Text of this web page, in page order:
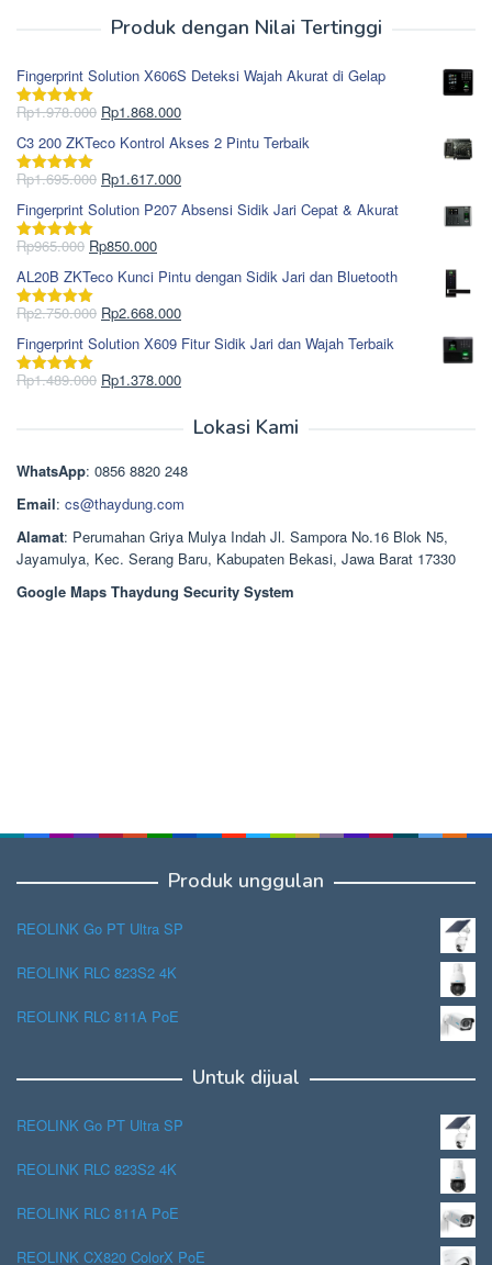
Produk dengan Nilai Tertinggi
Fingerprint Solution X606S Deteksi Wajah Akurat di Gelap
Dinilai5.00
Rp1.978.000 Harga
aslinya
adalah:
Rp1.978.000.
Rp1.868.000Harga
saat
ini
adalah:
C3 200 ZKTeco Kontrol Akses 2 Pintu Terbaik
Dinilai5.00
Rp1.695.000 Harga
aslinya
adalah:
Rp1.695.000.
Rp1.617.000Harga
saat
ini
Fingerprint Solution P207 Absensi Sidik Jari Cepat & Akurat
Dinilai5.00
Rp965.000 Harga
aslinya
adalah:
Rp965.000.
Rp850.000Harga
saat
ini
adalah:
AL20B ZKTeco Kunci Pintu dengan Sidik Jari dan Bluetooth
Dinilai5.00
Rp2.750.000 Harga
aslinya
adalah:
Rp2.750.000.
Rp2.668.000Harga
saat
ini
adalah:
Fingerprint Solution X609 Fitur Sidik Jari dan Wajah Terbaik
Dinilai5.00
Rp1.489.000 Harga
Rp1.378.000Harga
Rp1.378.000.
Lokasi Kami
WhatsApp: 0856 8820 248
Email: cs@thaydung.com
Alamat: Perumahan Griya Mulya Indah Jl. Sampora No.16 Blok N5,
Jayamulya, Kec. Serang Baru, Kabupaten Bekasi, Jawa Barat 17330
Google Maps Thaydung Security System
Produk unggulan
REOLINK Go PT Ultra SP
REOLINK RLC 823S2 4K
REOLINK RLC 811A PoE
Untuk dijual
REOLINK Go PT Ultra SP
REOLINK RLC 823S2 4K
REOLINK RLC 811A PoE
REOLINK CX820 ColorX PoE